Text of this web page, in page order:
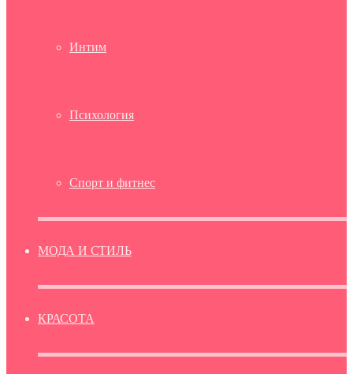
Интим
Психология
Спорт и фитнес
МОДА И СТИЛЬ
КРАСОТА